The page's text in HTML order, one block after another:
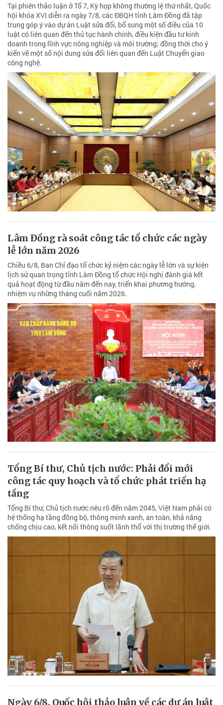
Tại phiên thảo luận ở Tổ 7, Kỳ họp không thường lệ thứ nhất, Quốc
hội khóa XVI diễn ra ngày 7/8, các ĐBQH tỉnh Lâm Đồng đã tập
trung góp ý vào dự án Luật sửa đổi, bổ sung một số điều của 10
luật có liên quan đến thủ tục hành chính, điều kiện đầu tư kinh
doanh trong lĩnh vực nông nghiệp và môi trường; đồng thời cho ý
kiến về một số nội dung sửa đổi liên quan đến Luật Chuyển giao
công nghệ.
Lâm Đồng rà soát công tác tổ chức các ngày
lễ lớn năm 2026
Chiều 6/8, Ban Chỉ đạo tổ chức kỷ niệm các ngày lễ lớn và sự kiện
lịch sử quan trọng tỉnh Lâm Đồng tổ chức Hội nghị đánh giá kết
quả hoạt động từ đầu năm đến nay, triển khai phương hướng,
nhiệm vụ những tháng cuối năm 2026.
Tổng Bí thư, Chủ tịch nước: Phải đổi mới
công tác quy hoạch và tổ chức phát triển hạ
tầng
Tổng Bí thư, Chủ tịch nước nêu rõ đến năm 2045, Việt Nam phải có
hệ thống hạ tầng đồng bộ, thông minh xanh, an toàn, khả năng
chống chịu cao, kết nối thông suốt lãnh thổ với thị trường thế giới.
Ngày 6/8, Quốc hội thảo luận về các dự án luật